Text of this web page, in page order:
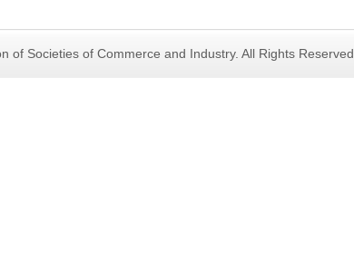
of Societies of Commerce and Industry. All Rights Reserved.